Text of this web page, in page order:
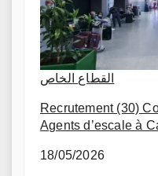
القطاع الخاص
Recrutement (30)
Agents d’escale à
18/05/2026